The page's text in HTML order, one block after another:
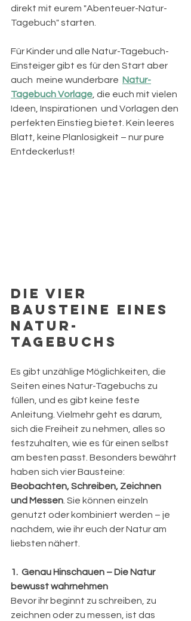
direkt mit eurem "Abenteuer-Natur-
Tagebuch" starten.
Für Kinder und alle Natur-Tagebuch-
Einsteiger gibt es für den Start aber
auch  meine wunderbare Natur-
Tagebuch Vorlage , die euch mit vielen
Ideen, Inspirationen  und Vorlagen den
perfekten Einstieg bietet. Kein leeres
Blatt, keine Planlosigkeit – nur pure
Entdeckerlust!
Die Vier
Bausteine eines
Natur-
Tagebuchs
Es gibt unzählige Möglichkeiten, die
Seiten eines Natur-Tagebuchs zu
füllen, und es gibt keine feste
Anleitung. Vielmehr geht es darum,
sich die Freiheit zu nehmen, alles so
festzuhalten, wie es für einen selbst
am besten passt. Besonders bewährt
haben sich vier Bausteine:
Beobachten, Schreiben, Zeichnen
und Messen. Sie können einzeln
genutzt oder kombiniert werden – je
nachdem, wie ihr euch der Natur am
liebsten nähert.
1.  Genau Hinschauen – Die Natur
bewusst wahrnehmen
Bevor ihr beginnt zu schreiben, zu
zeichnen oder zu messen, ist das